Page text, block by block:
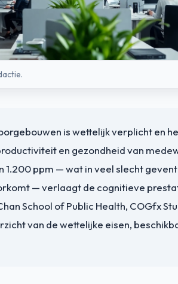
is wettelijk verplicht en
en gezondheid van
1.200 ppm — wat in veel slecht
— verlaagt de cognitieve
School of Public Health, COGfx
van de wettelijke eisen,